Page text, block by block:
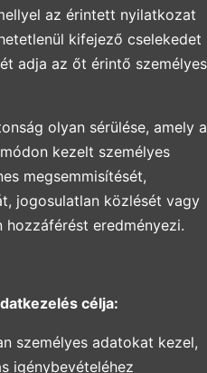
az érintett nyilatkozat
kifejező cselekedet
adja az őt érintő személyes
olyan sérülése, amely a
kezelt személyes
megsemmisítését,
jogosulatlan közlését vagy
eredményezi.
célja:
személyes adatokat kezel,
igénybevételéhez